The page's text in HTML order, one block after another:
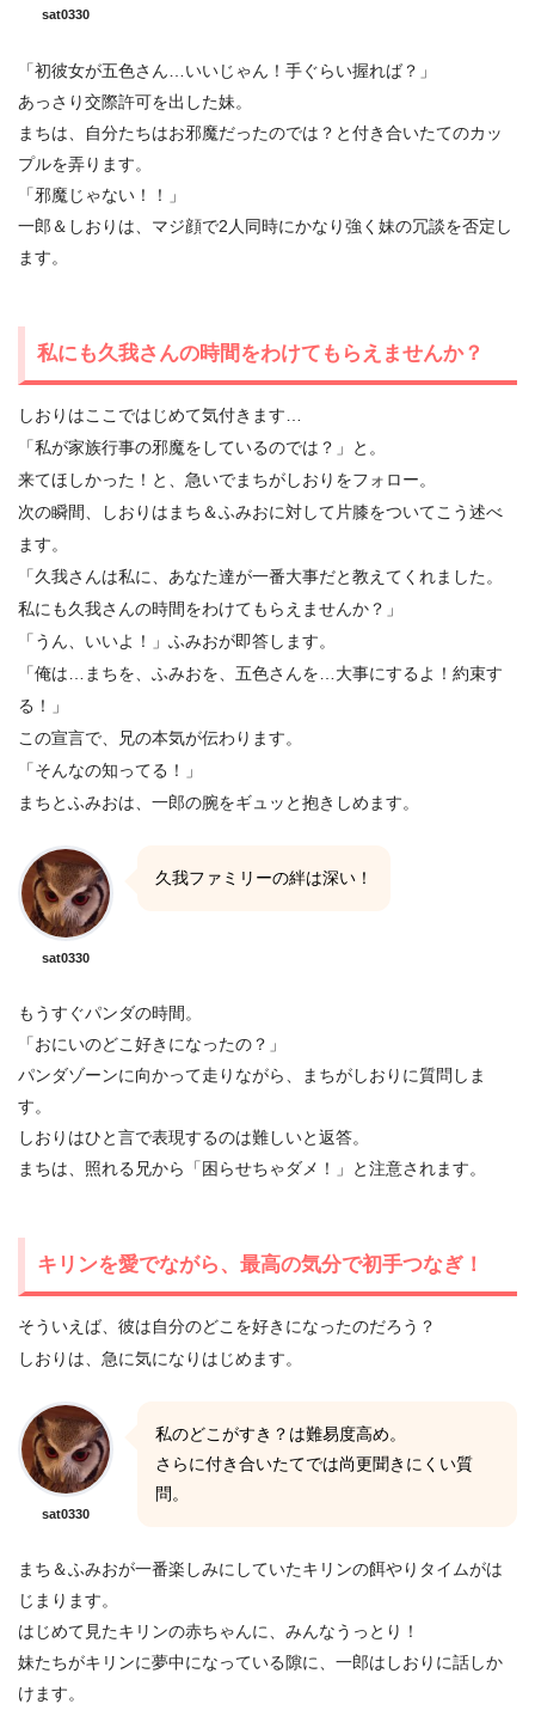
sat0330
「初彼女が五色さん…いいじゃん！手ぐらい握れば？」
あっさり交際許可を出した妹。
まちは、自分たちはお邪魔だったのでは？と付き合いたてのカッ
プルを弄ります。
「邪魔じゃない！！」
一郎＆しおりは、マジ顔で2人同時にかなり強く妹の冗談を否定し
ます。
私にも久我さんの時間をわけてもらえませんか？
しおりはここではじめて気付きます…
「私が家族行事の邪魔をしているのでは？」と。
来てほしかった！と、急いでまちがしおりをフォロー。
次の瞬間、しおりはまち＆ふみおに対して片膝をついてこう述べ
ます。
「久我さんは私に、あなた達が一番大事だと教えてくれました。
私にも久我さんの時間をわけてもらえませんか？」
「うん、いいよ！」ふみおが即答します。
「俺は…まちを、ふみおを、五色さんを…大事にするよ！約束す
る！」
この宣言で、兄の本気が伝わります。
「そんなの知ってる！」
まちとふみおは、一郎の腕をギュッと抱きしめます。
sat0330
久我ファミリーの絆は深い！
もうすぐパンダの時間。
「おにいのどこ好きになったの？」
パンダゾーンに向かって走りながら、まちがしおりに質問しま
す。
しおりはひと言で表現するのは難しいと返答。
まちは、照れる兄から「困らせちゃダメ！」と注意されます。
キリンを愛でながら、最高の気分で初手つなぎ！
そういえば、彼は自分のどこを好きになったのだろう？
しおりは、急に気になりはじめます。
sat0330
私のどこがすき？は難易度高め。
さらに付き合いたてでは尚更聞きにくい質
問。
まち＆ふみおが一番楽しみにしていたキリンの餌やりタイムがは
じまります。
はじめて見たキリンの赤ちゃんに、みんなうっとり！
妹たちがキリンに夢中になっている隙に、一郎はしおりに話しか
けます。